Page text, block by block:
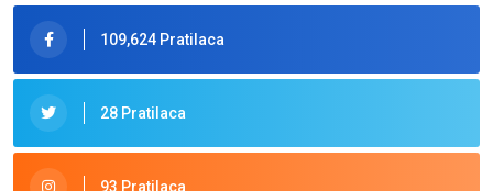
109,624 Pratilaca
28 Pratilaca
93 Pratilaca